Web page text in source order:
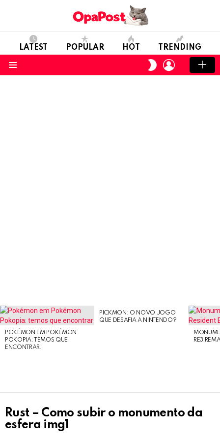
LATEST POPULAR HOT TRENDING
SWITCH
SKIN
LOGIN
LATEST
STORIES
POKÉMON EM POKÉMON
POKOPIA: TEMOS QUE
ENCONTRAR!
PICKMON: O NOVO JOGO
QUE DESAFIA A NINTENDO?
RE3
Rust – Como subir o monumento da
esfera img1